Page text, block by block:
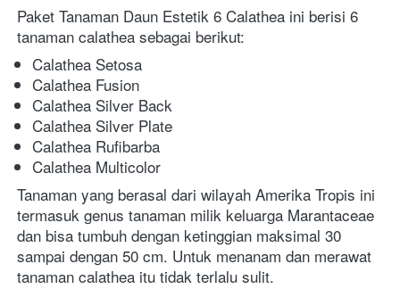
Paket Tanaman Daun Estetik 6 Calathea ini berisi 6
tanaman calathea sebagai berikut:
Calathea Setosa
Calathea Fusion
Calathea Silver Back
Calathea Silver Plate
Calathea Rufibarba
Calathea Multicolor
Tanaman yang berasal dari wilayah Amerika Tropis ini
termasuk genus tanaman milik keluarga Marantaceae
dan bisa tumbuh dengan ketinggian maksimal 30
sampai dengan 50 cm. Untuk menanam dan merawat
tanaman calathea itu tidak terlalu sulit.